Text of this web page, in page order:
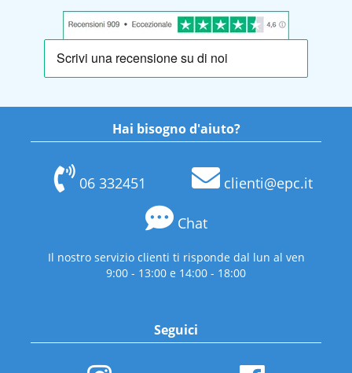
Hai bisogno d'aiuto?
06 332451 clienti@epc.it
Chat
Il nostro servizio clienti ti risponde dal lun al ven
9:00 - 13:00 e 14:00 - 18:00
Seguici